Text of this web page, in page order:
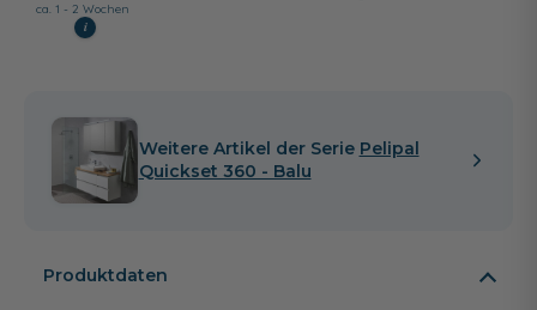
ca. 1 - 2 Wochen
i
Weitere Artikel der Serie Pelipal
Quickset 360 - Balu
Produktdaten